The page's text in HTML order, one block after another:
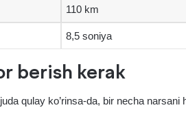
110 km
8,5 soniya
berish kerak
qulay ko’rinsa-da, bir necha narsani